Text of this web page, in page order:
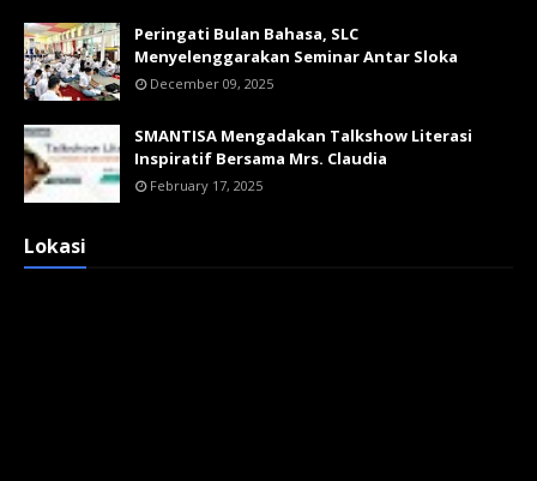
Peringati Bulan Bahasa, SLC
Menyelenggarakan Seminar Antar Sloka
December 09, 2025
SMANTISA Mengadakan Talkshow Literasi
Inspiratif Bersama Mrs. Claudia
February 17, 2025
Lokasi